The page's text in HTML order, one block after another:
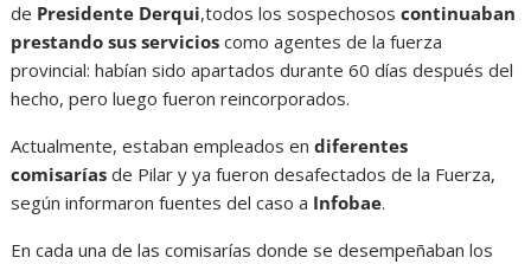
de Presidente Derqui,todos los sospechososcontinuaban
prestando sus servicioscomo agentes de la fuerza
provincial: habían sido apartados durante 60 días después del
hecho, pero luego fueron reincorporados.
Actualmente, estaban empleados en diferentes
comisaríasde Pilar y ya fueron desafectados de la Fuerza,
según informaron fuentes del caso a Infobae.
En cada una de las comisarías donde se desempeñaban los